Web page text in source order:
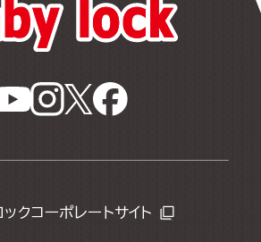
クコーポレートサイト